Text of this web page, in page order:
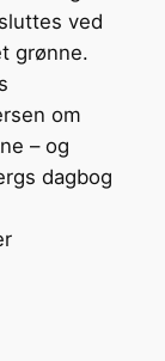
ved
grønne.
om
– og
dagbog